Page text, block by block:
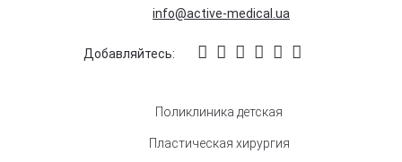
info@active-medical.ua
Добавляйтесь:
Поликлиника детская
Пластическая хирургия